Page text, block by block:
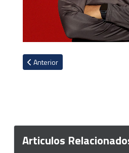
Artículo anterior: Jafet Soto y los
Anterior
Articulos